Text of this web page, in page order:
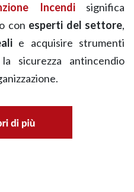
Incendisignifica
con esperti del settore,
e acquisire strumenti
sicurezza antincendio